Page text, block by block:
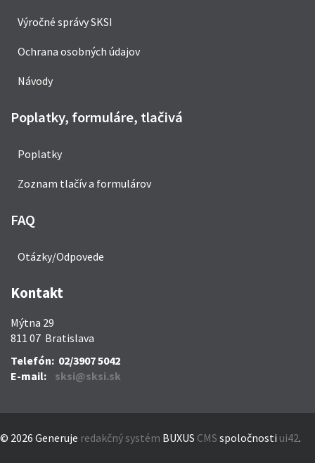
Výročné správy SKSI
Ochrana osobných údajov
Návody
Poplatky, formuláre, tlačivá
Poplatky
Zoznam tlačív a formulárov
FAQ
Otázky/Odpovede
Kontakt
Mýtna 29
811 07 Bratislava
Telefón: 02/3907 5042
E-mail: sksi@sksi.sk
© 2026 Generuje redakčný systém BUXUS CMS spoločnosti ui42.